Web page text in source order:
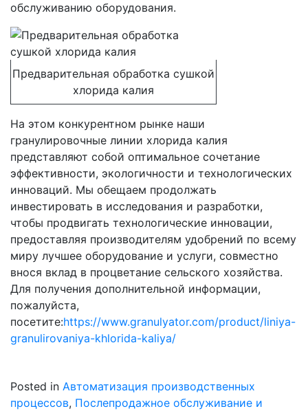
обслуживанию оборудования.
Предварительная обработка сушкой
хлорида калия
На этом конкурентном рынке наши
гранулировочные линии хлорида калия
представляют собой оптимальное сочетание
эффективности, экологичности и технологических
инноваций. Мы обещаем продолжать
инвестировать в исследования и разработки,
чтобы продвигать технологические инновации,
предоставляя производителям удобрений по всему
миру лучшее оборудование и услуги, совместно
внося вклад в процветание сельского хозяйства.
Для получения дополнительной информации,
пожалуйста,
посетите:https://www.granulyator.com/product/liniya-
granulirovaniya-khlorida-kaliya/
Posted in Автоматизация производственных
процессов, Послепродажное обслуживание и